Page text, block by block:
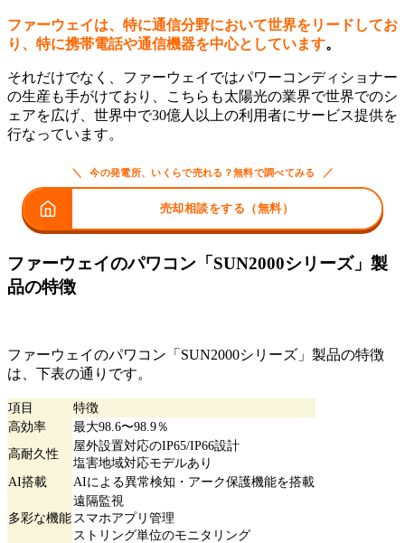
ファーウェイは、特に通信分野において世界をリードしてお
り、特に携帯電話や通信機器を中心としています。
それだけでなく、ファーウェイではパワーコンディショナー
の生産も手がけており、こちらも太陽光の業界で世界でのシ
ェアを広げ、世界中で30億人以上の利用者にサービス提供を
行なっています。
＼ 今の発電所、いくらで売れる？無料で調べてみる ／
売却相談をする（無料）
ファーウェイのパワコン「SUN2000シリーズ」製
品の特徴
ファーウェイのパワコン「SUN2000シリーズ」製品の特徴
は、下表の通りです。
項目
特徴
高効率
最大98.6〜98.9％
高耐久性
屋外設置対応のIP65/IP66設計
塩害地域対応モデルあり
AI搭載
AIによる異常検知・アーク保護機能を搭載
多彩な機能
遠隔監視
スマホアプリ管理
ストリング単位のモニタリング